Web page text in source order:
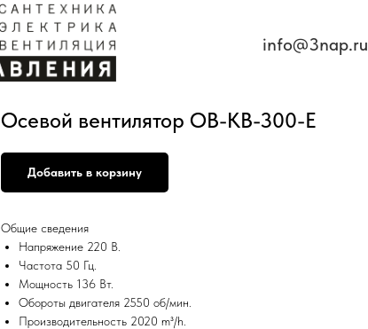
info@3nap.ru
Осевой вентилятор ОВ-КВ-300-Е
Добавить в корзину
Общие сведения
Напряжение 220 В.
Частота 50 Гц.
Мощность 136 Вт.
Обороты двигателя 2550 об/мин.
Производительность 2020 m³/h.